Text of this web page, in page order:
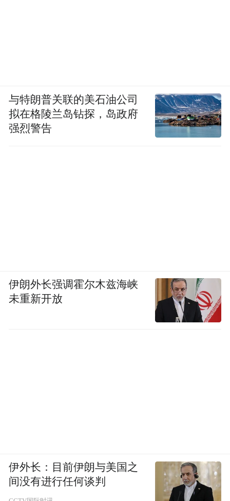
与特朗普关联的美石油公司
拟在格陵兰岛钻探，岛政府
强烈警告
伊朗外长强调霍尔木兹海峡
未重新开放
伊外长：目前伊朗与美国之
间没有进行任何谈判